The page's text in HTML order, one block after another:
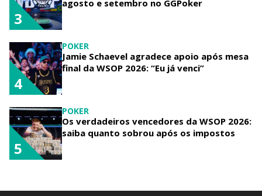
agosto e setembro no GGPoker
3
POKER
Jamie Schaevel agradece apoio após mesa
final da WSOP 2026: “Eu já venci”
4
POKER
Os verdadeiros vencedores da WSOP 2026:
saiba quanto sobrou após os impostos
5